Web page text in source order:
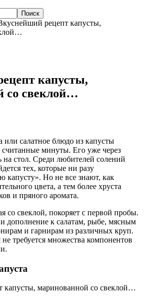
рецепт капусты,
капусты,
со свеклой…
или салатное блюдо из капусты
считанные минуты. Его уже через
на стол. Среди любителей солений
тех, которые ни разу
капусту». Но не все знают, как
цвета, а тем более хруста
и пряного аромата.
со свеклой, покоряет с первой пробы.
и дополнение к салатам, рыбе, мясным
и гарнирам из различных круп.
требуется множества компонентов